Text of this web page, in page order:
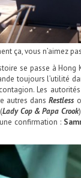
ça, vous n’aimez
se passe à
toujours l’utilité
Les
autres dansRestless
Lady Cop & Papa Crook
confirmation :